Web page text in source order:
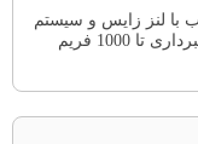
با لنز زایس و سیستم
هایپرفوکوس و 4k فعال و همچنین امکان فیلمبرداری تا 1000 فریم